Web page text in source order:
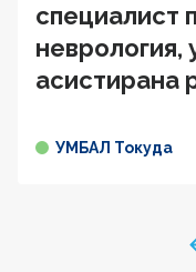
специалист
неврология,
асистирана
УМБАЛ Токуда